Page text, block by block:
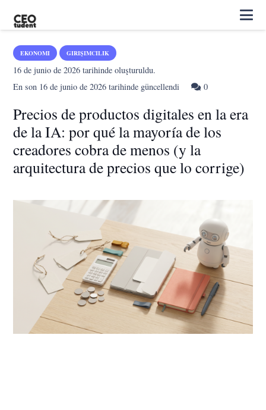
EKONOMI GIRIŞIMCILIK
16 de junio de 2026 tarihinde oluşturuldu.
En son 16 de junio de 2026 tarihinde güncellendi 0
Precios de productos digitales en la era
de la IA: por qué la mayoría de los
creadores cobra de menos (y la
arquitectura de precios que lo corrige)